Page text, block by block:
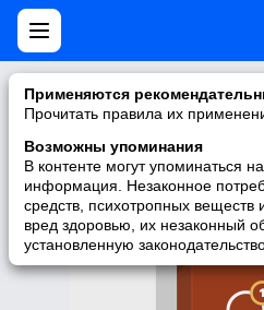
Применяются
Прочитать правила их
Возможны упоминания
В контенте могут упоминаться
информация. Незаконное
средств, психотропных веществ
вред здоровью, их незаконный
установленную
Нет мобильной версии
У запрашиваемой вами страницы
версию Моего Мира.
Перейти на полную версию